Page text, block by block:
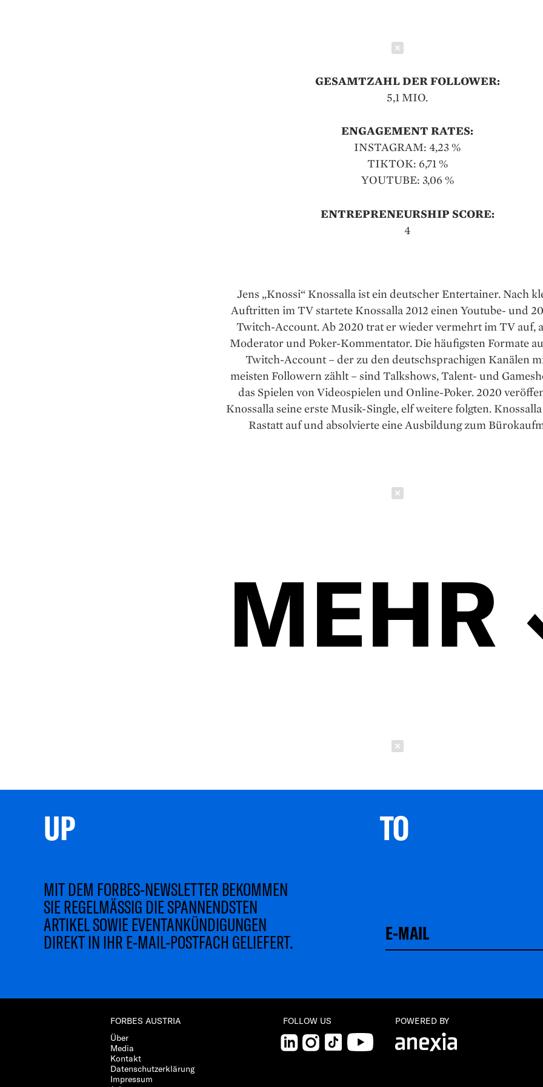
GESAMTZAHL DER FOLLOWER:
5,1 MIO.
ENGAGEMENT RATES:
INSTAGRAM: 4,23 %
TIKTOK: 6,71 %
YOUTUBE: 3,06 %
ENTREPRENEURSHIP SCORE:
4
Jens „Knossi“ Knossalla ist ein deutscher Entertainer. Nach
Auftritten im TV startete Knossalla 2012 einen Youtube- und
Twitch-Account. Ab 2020 trat er wieder vermehrt im TV auf,
Moderator und Poker-Kommentator. Die häufigsten Formate
Twitch-­Account – der zu den deutschsprachigen Kanälen
meisten Followern zählt – sind Talkshows, Talent- und
das Spielen von Videospielen und Online-Poker. 2020
Knossalla seine erste Musik-Single, elf weitere folgten.
Rastatt auf und ­absolvierte eine Ausbildung zum
MEHR
UP TO
MIT DEM FORBES-NEWSLETTER BEKOMMEN
SIE REGELMÄSSIG DIE SPANNENDSTEN
ARTIKEL SOWIE EVENTANKÜNDIGUNGEN
DIREKT IN IHR E-MAIL-POSTFACH GELIEFERT.
FORBES AUSTRIA
Über
Media
Kontakt
Datenschutzerklärung
Impressum
FOLLOW US
LinkedInInstagram
TikTok YouTube
POWERED BY